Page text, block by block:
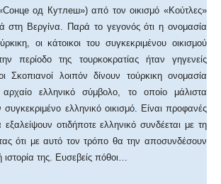
од Кутлеш») από τον οικισμό «Κούτλες»
στη Βεργίνα. Παρά το γεγονός ότι η ονομασία
οι κάτοικοι του συγκεκριμένου οικισμού
περίοδο της τουρκοκρατίας ήταν γηγενείς
Σκοπιανοί λοιπόν δίνουν τούρκικη ονομασία
ελληνικό σύμβολο, το οποίο μάλιστα
ελληνικό οικισμό. Είναι προφανές
οτιδήποτε ελληνικό συνδέεται με τη
ότι με αυτό τον τρόπο θα την αποσυνδέσουν
της. Ευσεβείς πόθοι…